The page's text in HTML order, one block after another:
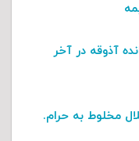
آذوقه در آخر
مخلوط به حرام.